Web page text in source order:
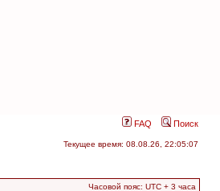
FAQ Поиск
Текущее время: 08.08.26, 22:05:07
Часовой пояс: UTC + 3 часа